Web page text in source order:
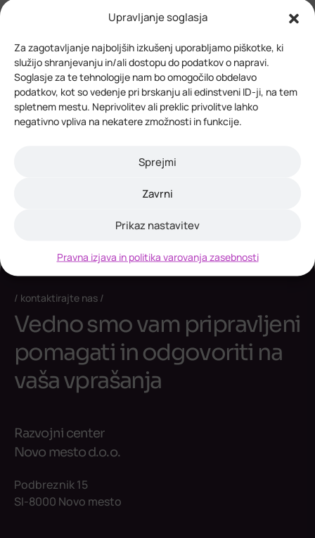
Upravljanje soglasja
Za zagotavljanje najboljših izkušenj uporabljamo piškotke, ki
služijo shranjevanju in/ali dostopu do podatkov o napravi.
Soglasje za te tehnologije nam bo omogočilo obdelavo
podatkov, kot so vedenje pri brskanju ali edinstveni ID-ji, na tem
spletnem mestu. Neprivolitev ali preklic privolitve lahko
negativno vpliva na nekatere zmožnosti in funkcije.
Sprejmi
Zavrni
Prikaz nastavitev
Pravna izjava in politika varovanja zasebnosti
izobraževanje za delodajalce
30. julija 2026
Skupne rešitve za večjo odpornost
čezmejnih območij
24. julija 2026
mednarodne projekte
kontaktirajte nas
Vedno smo vam pripravljeni
pomagati in odgovoriti na
vaša vprašanja
Razvojni center
Novo mesto d.o.o.
Podbreznik 15
SI-8000 Novo mesto